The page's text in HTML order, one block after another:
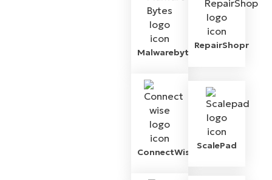
Malwarebytes
RepairShopr
ConnectWise
ScalePad